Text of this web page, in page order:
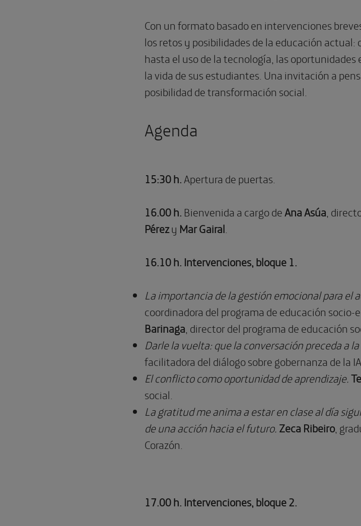
Con un formato basado en intervenciones
los retos y posibilidades de la educación
hasta el uso de la tecnología, las
la vida de sus estudiantes. Una invitación a
posibilidad de transformación social.
Agenda
15:30 h.Apertura de puertas.
16.00 h. Bienvenida a cargo deAna Asúa ,
Pérezy Mar Gairal
16.10 h. Intervenciones, bloque 1.
La importancia de la gestión emocional para el
coordinadora del programa de educación
Barinaga , director del programa de educación
Darle la vuelta: que la conversación preceda a
facilitadora del diálogo sobre gobernanza de la
El conflicto como oportunidad de aprendizaje.
social.
La gratitud me anima a estar en clase al día
de una acción hacia el futuro.Zeca Ribeiro,
Corazón.
17.00 h. Intervenciones, bloque 2.